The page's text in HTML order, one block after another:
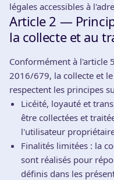
légales accessibles à
Article 2 —
la collecte et au
Conformément à l'article
2016/679, la collecte et
respectent les principes
Licéité, loyauté et
être collectées et
l'utilisateur
Finalités limitées : la
sont réalisés pour
définis dans les